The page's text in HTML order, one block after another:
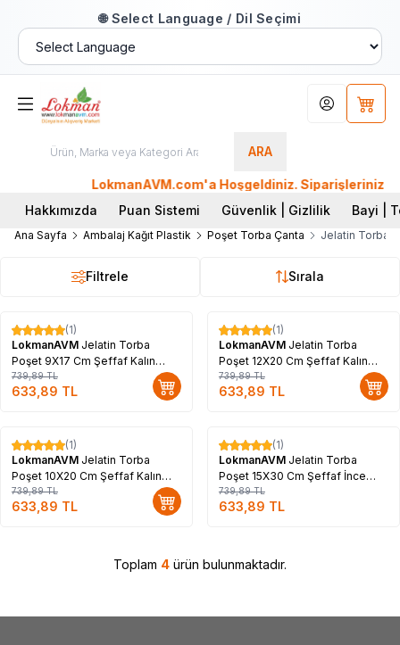
🌐 Select Language / Dil Seçimi
ARA
Hesabım
LokmanAVM.com'a Hoşgeldiniz. Siparişleriniz
Hakkımızda
Puan Sistemi Güvenlik | Gizlilik Bayi |
Ana Sayfa Ambalaj Kağıt Plastik Poşet Torba Çanta Jelatin
Filtrele Sırala
%14
(1)
LokmanAVM Jelatin Torba
Poşet 9X17 Cm Şeffaf Kalın
Mikron 1000 Gr 1 Paket
739,89TL
633,89 TL
%14
(1)
LokmanAVM Jelatin Torba
Poşet 12X20 Cm Şeffaf Kalın
Mikron 1000 Gr 1 Paket
739,89TL
633,89 TL
%14
(1)
LokmanAVM Jelatin Torba
Poşet 10X20 Cm Şeffaf Kalın
Mikron 1000 Gr 1 Paket
739,89TL
633,89 TL
%14
(1)
LokmanAVM Jelatin Torba
Poşet 15X30 Cm Şeffaf İnce
Mikron 1000 Gr 1 Paket
739,89TL
633,89 TL
Toplam 4ürün bulunmaktadır.